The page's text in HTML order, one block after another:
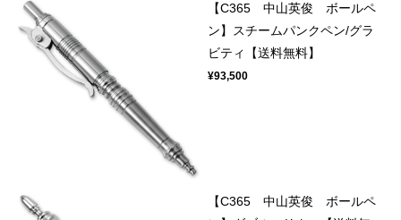
【C365 中山英俊 ボールペ
ン】スチームパンクペン/グラ
ビティ【送料無料】
¥93,500
【C365 中山英俊 ボールペ